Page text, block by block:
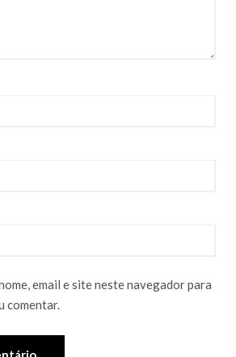
email e site neste navegador para
comentar.